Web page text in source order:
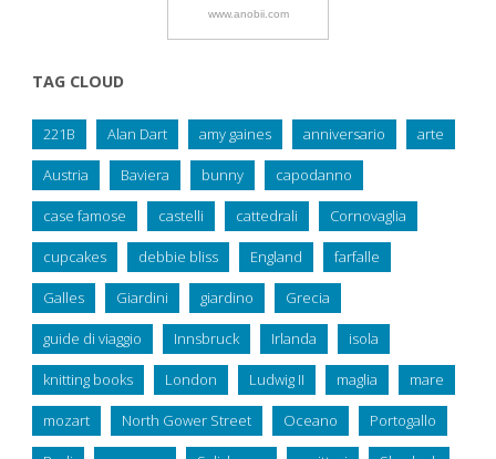
www.anobii.com
TAG CLOUD
221B Alan Dart amy gaines anniversario arte
Austria Baviera bunny capodanno
case famose castelli cattedrali Cornovaglia
cupcakes debbie bliss England farfalle
Galles Giardini giardino Grecia
guide di viaggio Innsbruck Irlanda isola
knitting books London Ludwig II maglia mare
mozart North Gower Street Oceano Portogallo